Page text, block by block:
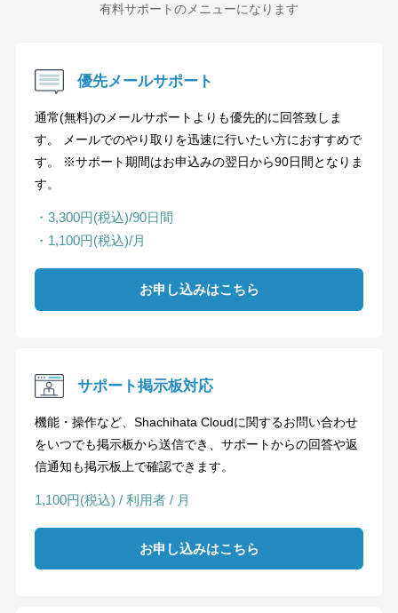
有料サポートのメニューになります
優先メールサポート
通常(無料)のメールサポートよりも優先的に回答致しま
す。 メールでのやり取りを迅速に行いたい方におすすめで
す。 ※サポート期間はお申込みの翌日から90日間となりま
す。
・3,300円(税込)/90日間
・1,100円(税込)/月
お申し込みはこちら
サポート掲示板対応
機能・操作など、Shachihata Cloudに関するお問い合わせ
をいつでも掲示板から送信でき、サポートからの回答や返
信通知も掲示板上で確認できます。
1,100円(税込) / 利用者 / 月
お申し込みはこちら